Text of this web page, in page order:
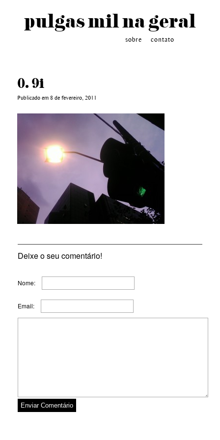
pulgas mil na geral
contato
sobre
0. 9i
Publicado em 8 de fevereiro, 2011
Deixe o seu comentário!
Nome:
Email: